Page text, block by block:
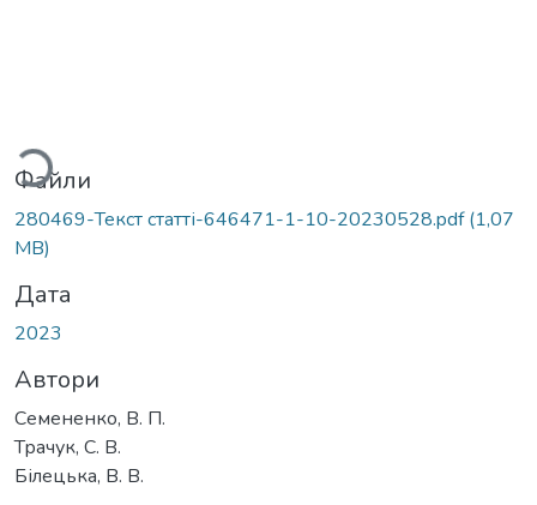
Файли
280469-Текст статті-646471-1-10-20230528.pdf(1,07
MB)
Дата
2023
Автори
Семененко, В. П.
Трачук, С. В.
Білецька, В. В.